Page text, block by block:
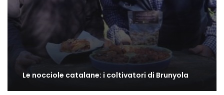
Le nocciole catalane: i coltivatori di Brunyola